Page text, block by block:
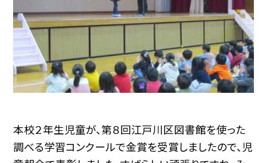
本校２年生児童が、第８回江戸川区図書館を使った
調べる学習コンクールで金賞を受賞しましたので、児